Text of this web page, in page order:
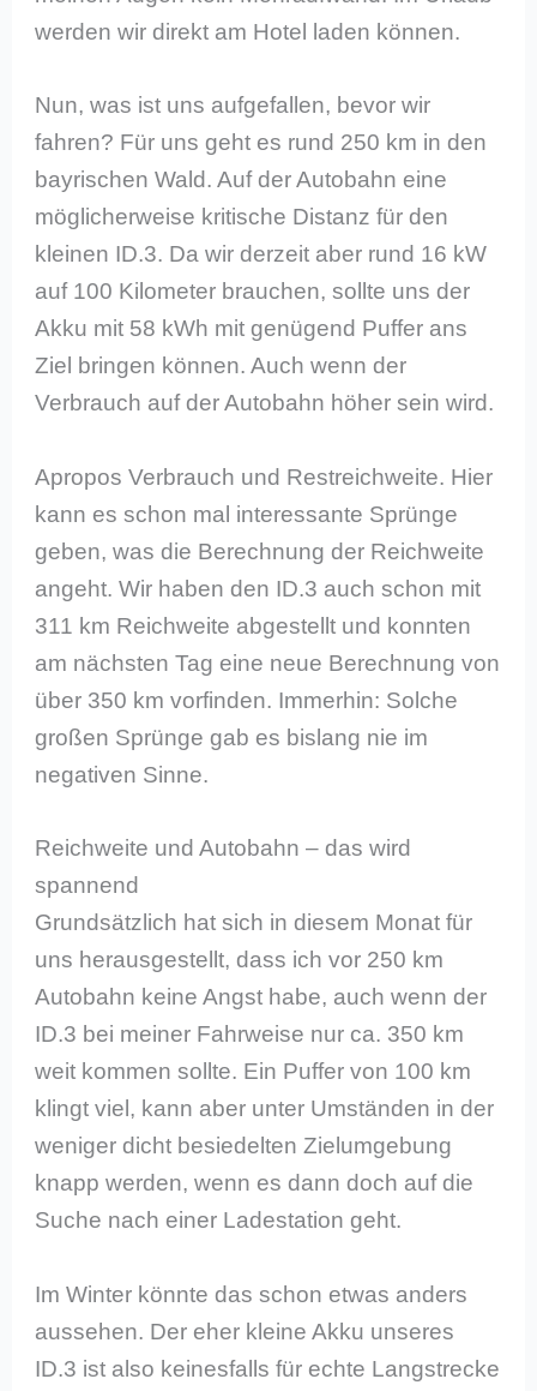
werden wir direkt am Hotel laden können.
Nun, was ist uns aufgefallen, bevor wir
fahren? Für uns geht es rund 250 km in den
bayrischen Wald. Auf der Autobahn eine
möglicherweise kritische Distanz für den
kleinen ID.3. Da wir derzeit aber rund 16 kW
auf 100 Kilometer brauchen, sollte uns der
Akku mit 58 kWh mit genügend Puffer ans
Ziel bringen können. Auch wenn der
Verbrauch auf der Autobahn höher sein wird.
Apropos Verbrauch und Restreichweite. Hier
kann es schon mal interessante Sprünge
geben, was die Berechnung der Reichweite
angeht. Wir haben den ID.3 auch schon mit
311 km Reichweite abgestellt und konnten
am nächsten Tag eine neue Berechnung von
über 350 km vorfinden. Immerhin: Solche
großen Sprünge gab es bislang nie im
negativen Sinne.
Reichweite und Autobahn – das wird
spannend
Grundsätzlich hat sich in diesem Monat für
uns herausgestellt, dass ich vor 250 km
Autobahn keine Angst habe, auch wenn der
ID.3 bei meiner Fahrweise nur ca. 350 km
weit kommen sollte. Ein Puffer von 100 km
klingt viel, kann aber unter Umständen in der
weniger dicht besiedelten Zielumgebung
knapp werden, wenn es dann doch auf die
Suche nach einer Ladestation geht.
Im Winter könnte das schon etwas anders
aussehen. Der eher kleine Akku unseres
ID.3 ist also keinesfalls für echte Langstrecke